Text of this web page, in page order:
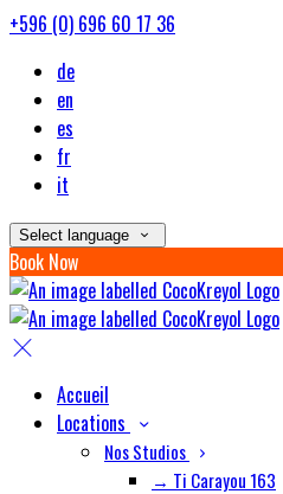
+596 (0) 696 60 17 36
de
en
es
fr
it
Select language
Book Now
Accueil
Locations
Nos Studios
→ Ti Carayou 163